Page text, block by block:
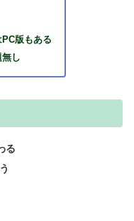
版もある
無し
る